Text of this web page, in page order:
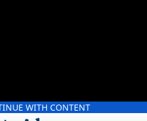
WITH CONTENT